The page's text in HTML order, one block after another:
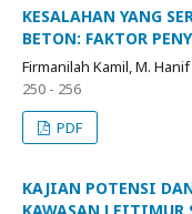
KESALAHAN YANG
BETON: FAKTOR
Firmanilah Kamil, M.
250 - 256
PDF
KAJIAN POTENSI